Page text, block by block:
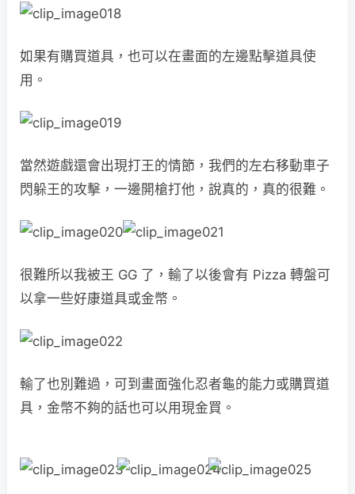
如果有購買道具，也可以在畫面的左邊點擊道具使
用。
當然遊戲還會出現打王的情節，我們的左右移動車子
閃躲王的攻擊，一邊開槍打他，說真的，真的很難。
很難所以我被王 GG 了，輸了以後會有 Pizza 轉盤可
以拿一些好康道具或金幣。
輸了也別難過，可到畫面強化忍者龜的能力或購買道
具，金幣不夠的話也可以用現金買。